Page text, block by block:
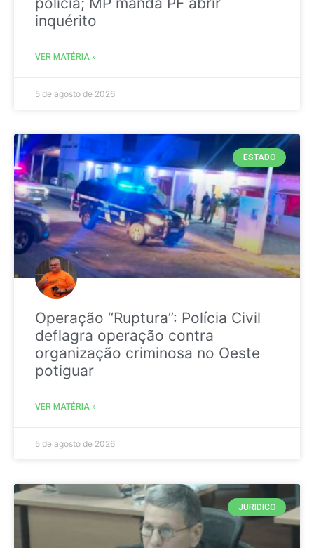
inquérito
VER MATÉRIA »
5 de agosto de 2026
ESTADO
Operação “Ruptura”: Polícia Civil
deflagra operação contra
organização criminosa no Oeste
potiguar
VER MATÉRIA »
5 de agosto de 2026
JURIDICO